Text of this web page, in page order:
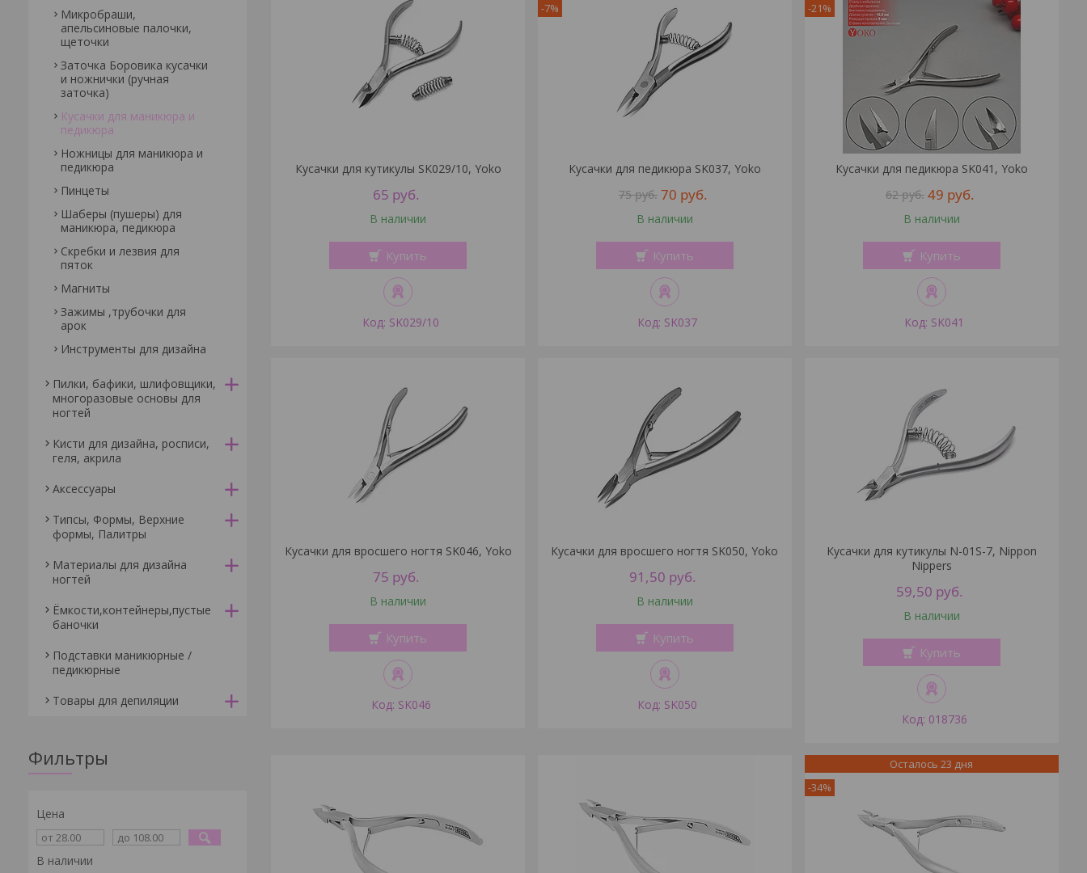
Кусачки для кутикулы SK029/10, Yoko
65 руб.
В наличии
Купить
SK029/10
-7%
Кусачки для педикюра SK037, Yoko
75руб. 70 руб.
В наличии
Купить
SK037
-21%
Кусачки для педикюра SK041, Yoko
62руб. 49 руб.
В наличии
Купить
SK041
Кусачки для вросшего ногтя SK046, Yoko
75 руб.
В наличии
Купить
SK046
Кусачки для вросшего ногтя SK050, Yoko
91,50 руб.
В наличии
Купить
SK050
Кусачки для кутикулы N-01S-7, Nippon
Nippers
59,50 руб.
В наличии
Купить
018736
-34%
Осталось 23 дня
Микробраши,
апельсиновые палочки,
щеточки
Заточка Боровика кусачки
и ножнички (ручная
заточка)
Кусачки для маникюра и
педикюра
Ножницы для маникюра и
педикюра
Пинцеты
Шаберы (пушеры) для
маникюра, педикюра
Скребки и лезвия для
пяток
Магниты
Зажимы ,трубочки для
арок
Инструменты для дизайна
Пилки, бафики, шлифовщики,
многоразовые основы для
ногтей
Кисти для дизайна, росписи,
геля, акрила
Аксессуары
Типсы, Формы, Верхние
формы, Палитры
Материалы для дизайна
ногтей
Ёмкости,контейнеры,пустые
баночки
Подставки маникюрные /
педикюрные
Товары для депиляции
Фильтры
Цена
В наличии